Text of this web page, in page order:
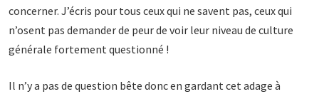
concerner. J’écris pour tous ceux qui ne savent pas, ceux qui
n’osent pas demander de peur de voir leur niveau de culture
générale fortement questionné !
Il n’y a pas de question bête donc en gardant cet adage à